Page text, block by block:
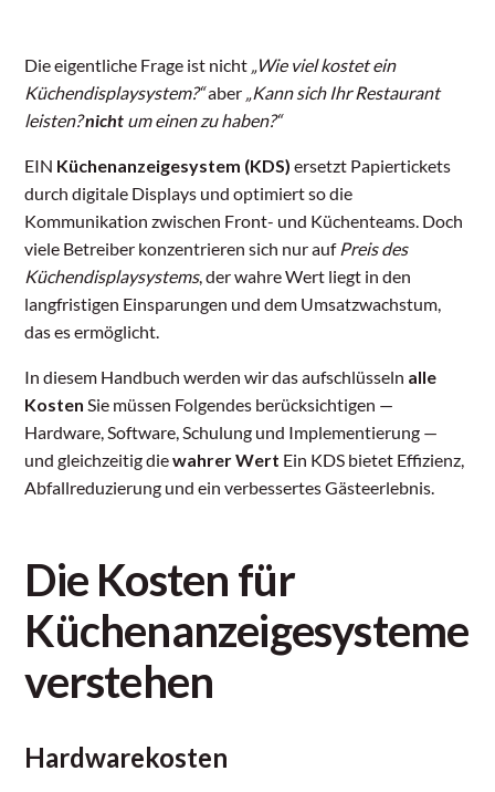
Die eigentliche Frage ist nicht „Wie viel kostet ein
Küchendisplaysystem?“aber „Kann sich Ihr Restaurant
leisten?nicht um einen zu haben?“
EIN Küchenanzeigesystem (KDS) ersetzt Papiertickets
durch digitale Displays und optimiert so die
Kommunikation zwischen Front- und Küchenteams. Doch
viele Betreiber konzentrieren sich nur auf Preis des
Küchendisplaysystems, der wahre Wert liegt in den
langfristigen Einsparungen und dem Umsatzwachstum,
das es ermöglicht.
In diesem Handbuch werden wir das aufschlüsseln alle
Kosten Sie müssen Folgendes berücksichtigen —
Hardware, Software, Schulung und Implementierung —
und gleichzeitig diewahrer Wert Ein KDS bietet Effizienz,
Abfallreduzierung und ein verbessertes Gästeerlebnis.
Die Kosten für
Küchenanzeigesysteme
verstehen
Hardwarekosten